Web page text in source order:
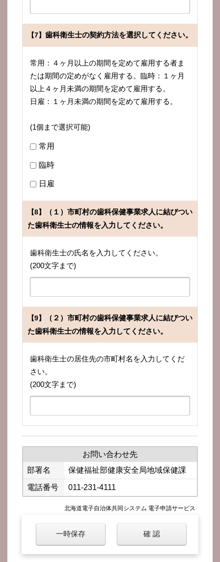
【7】 歯科衛生士の契約方法を選択してください。
常用：４ヶ月以上の期間を定めて雇用する者ま
たは期間の定めがなく雇用する。臨時：１ヶ月
以上４ヶ月未満の期間を定めて雇用する。
日雇：１ヶ月未満の期間を定めて雇用する。
(1個まで選択可能)
常用
臨時
日雇
【8】
（１）市町村の歯科保健事業求人に結びつい
た歯科衛生士の情報を入力してください。
歯科衛生士の氏名を入力してください。
(200文字まで)
【9】
（２）市町村の歯科保健事業求人に結びつい
た歯科衛生士の情報を入力してください。
歯科衛生士の居住先の市町村名を入力してくだ
さい。
(200文字まで)
一時保存 確 認
お問い合わせ先
部署名
保健福祉部健康安全局地域保健課
電話番号 011-231-4111
北海道電子自治体共同システム 電子申請サービス